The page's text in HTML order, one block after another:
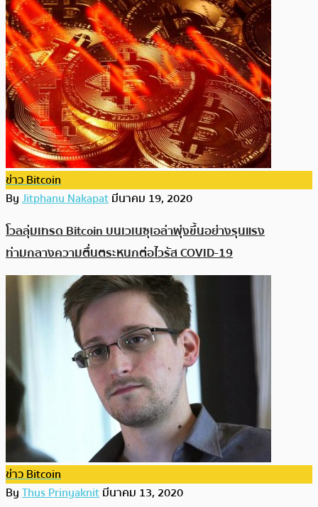
ข่าว Bitcoin
ByJitphanu Nakapatมีนาคม 19, 2020
โวลลุ่มเทรด Bitcoin บนเวเนซุเอล่าพุ่งขึ้นอย่างรุนแรง
ท่ามกลางความตื่นตระหนกต่อไวรัส COVID-19
ข่าว Bitcoin
ByThus Prinyaknitมีนาคม 13, 2020